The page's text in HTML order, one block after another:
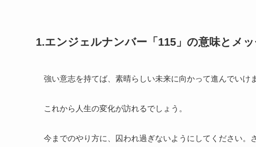
1.エンジェルナンバー「115」の意味とメ
強い意志を持てば、素晴らしい未来に向かって進んでいけ
これから人生の変化が訪れるでしょう。
今までのやり方に、囚われ過ぎないようにしてください